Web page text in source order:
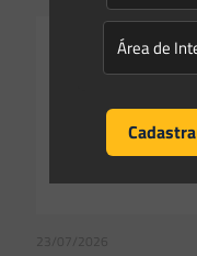
23/07/2026